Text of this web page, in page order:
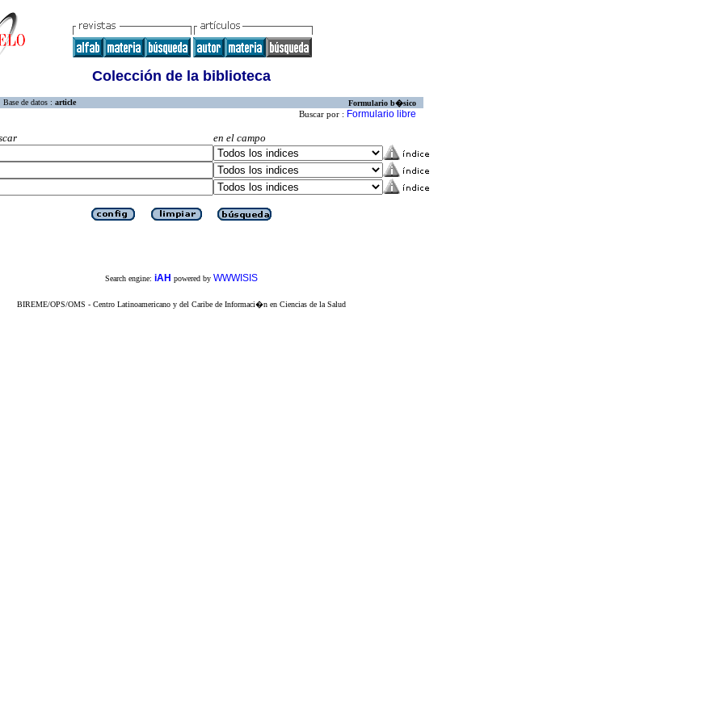
Colección de la biblioteca
Base de datos : article Formulario b�sico
Buscar por : Formulario libre
en el campo
Search engine: iAH powered by WWWISIS
BIREME/OPS/OMS - Centro Latinoamericano y del Caribe de Informaci�n en Ciencias de la Salud